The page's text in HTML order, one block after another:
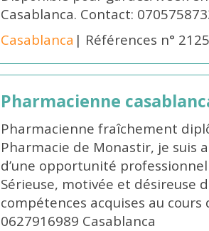
Casablanca. Contact:
Casablanca | Références n°
Pharmacienne
Pharmacienne fraîchement
Pharmacie de Monastir, je suis
d’une opportunité
Sérieuse, motivée et désireuse
compétences acquises au
0627916989 Casablanca